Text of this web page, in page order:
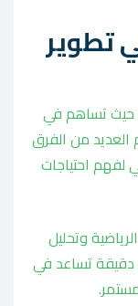
تطوير
حيث تساهم في
العديد من الفرق
لفهم احتياجات
وتحليل
دقيقة تساعد في